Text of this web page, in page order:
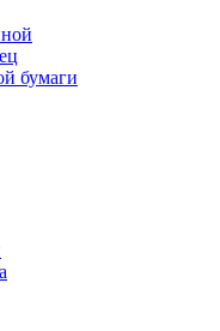
бумаги